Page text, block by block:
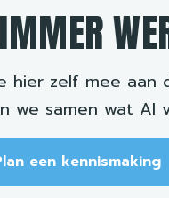
hier zelf mee aan
we samen wat AI
een kennismaking